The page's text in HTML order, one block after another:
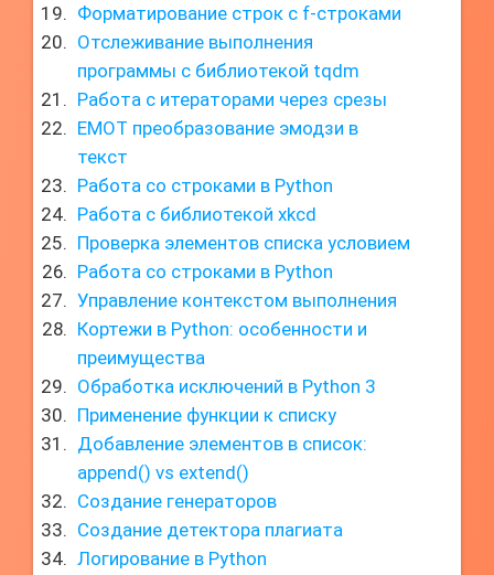
Форматирование строк с f-строками
Отслеживание выполнения
программы с библиотекой tqdm
Работа с итераторами через срезы
EMOT преобразование эмодзи в
текст
Работа со строками в Python
Работа с библиотекой xkcd
Проверка элементов списка условием
Работа со строками в Python
Управление контекстом выполнения
Кортежи в Python: особенности и
преимущества
Обработка исключений в Python 3
Применение функции к списку
Добавление элементов в список:
append() vs extend()
Создание генераторов
Создание детектора плагиата
Логирование в Python